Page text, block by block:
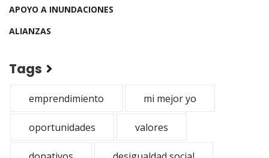
APOYO A INUNDACIONES
ALIANZAS
Tags
emprendimiento mi mejor yo
oportunidades valores